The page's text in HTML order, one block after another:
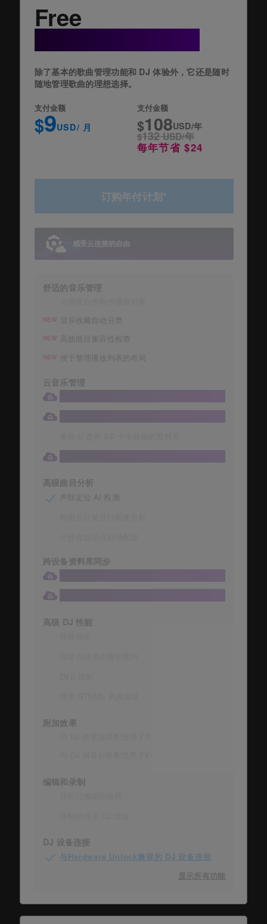
Free
+ Cloud Option
除了基本的歌曲管理功能和 DJ 体验外，它还是随时
随地管理歌曲的理想选择。
支付金额
$9USD/ 月
支付金额
$108USD/年
$132USD/年
每年节省 $24
订购年付计划*
感受云连接的自由
舒适的音乐管理
NEW 音乐收藏自动分类
NEW 高效曲目兼容性检查
NEW 便于整理播放列表的布局
云音乐管理
高级曲目分析
声部定位 AI 检测
跨设备资料库同步
高级 DJ 性能
附加效果
编辑和录制
DJ 设备连接
与Hardware Unlock兼容的 DJ 设备连接
显示所有功能